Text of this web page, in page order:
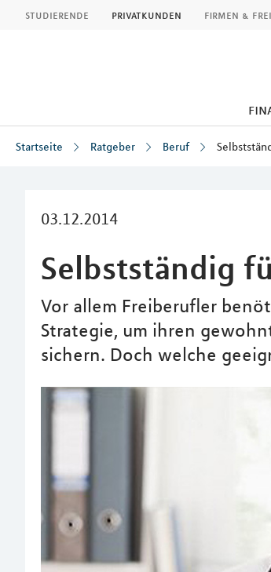
studierende privatkunden firmen &
Startseite Ratgeber Beruf
03.12.2014
Selbstständig
Vor allem Freiberufler
Strategie, um ihren
sichern. Doch welche